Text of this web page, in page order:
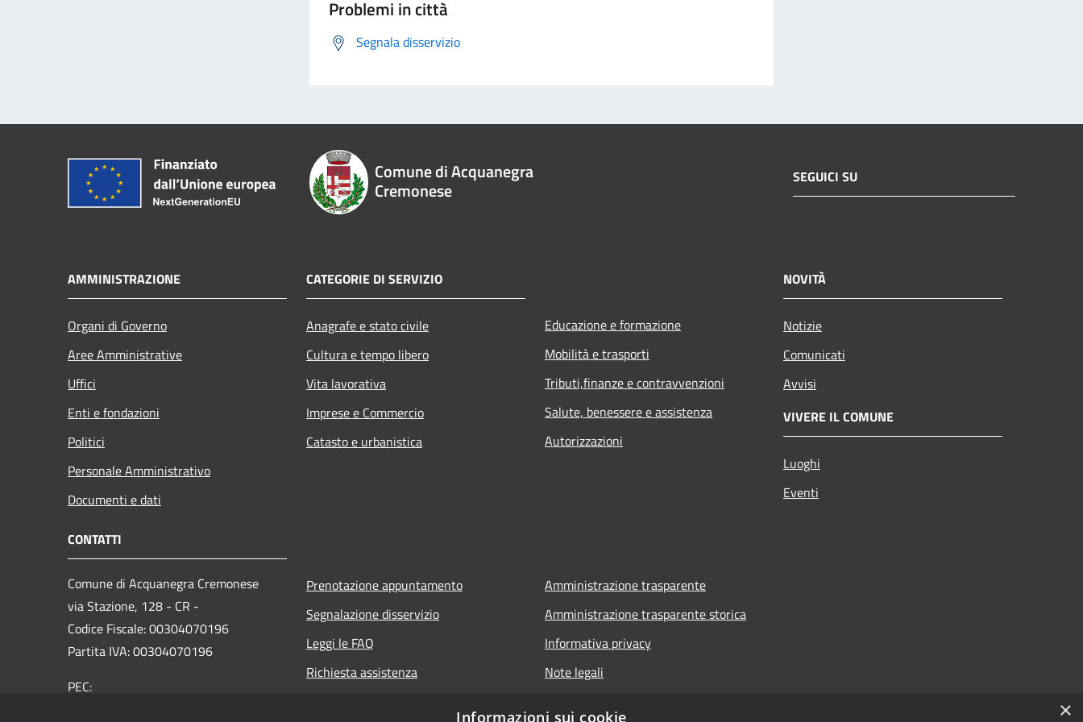
Problemi in città
Segnala disservizio
Comune di Acquanegra
Cremonese
SEGUICI SU
AMMINISTRAZIONE
Organi di Governo
Aree Amministrative
Uffici
Enti e fondazioni
Politici
Personale Amministrativo
Documenti e dati
CATEGORIE DI SERVIZIO
Anagrafe e stato civile
Cultura e tempo libero
Vita lavorativa
Imprese e Commercio
Catasto e urbanistica
Educazione e formazione
Mobilità e trasporti
Tributi,finanze e contravvenzioni
Salute, benessere e assistenza
Autorizzazioni
NOVITÀ
Notizie
Comunicati
Avvisi
VIVERE IL COMUNE
Luoghi
Eventi
CONTATTI
Comune di Acquanegra Cremonese
via Stazione, 128 - CR -
Codice Fiscale: 00304070196
Partita IVA: 00304070196
PEC:
Prenotazione appuntamento
Segnalazione disservizio
Leggi le FAQ
Richiesta assistenza
Amministrazione trasparente
Amministrazione trasparente storica
Informativa privacy
Note legali
×
Informazioni sui cookie